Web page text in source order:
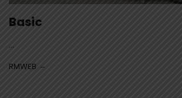
Basic
...
RMWEB